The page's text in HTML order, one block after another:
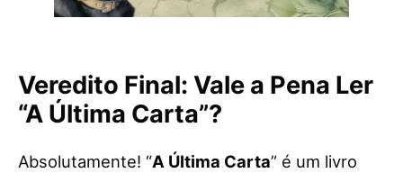
Veredito Final: Vale a Pena Ler
“A Última Carta”?
Absolutamente! “A Última Carta” é um livro